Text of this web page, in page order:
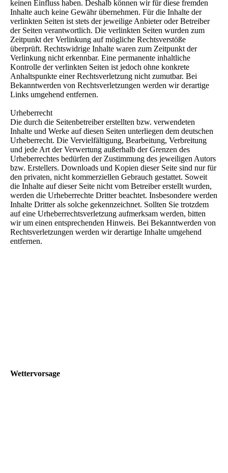
keinen Einfluss haben. Deshalb können wir für diese fremden
Inhalte auch keine Gewähr übernehmen. Für die Inhalte der
verlinkten Seiten ist stets der jeweilige Anbieter oder Betreiber
der Seiten verantwortlich. Die verlinkten Seiten wurden zum
Zeitpunkt der Verlinkung auf mögliche Rechtsverstöße
überprüft. Rechtswidrige Inhalte waren zum Zeitpunkt der
Verlinkung nicht erkennbar. Eine permanente inhaltliche
Kontrolle der verlinkten Seiten ist jedoch ohne konkrete
Anhaltspunkte einer Rechtsverletzung nicht zumutbar. Bei
Bekanntwerden von Rechtsverletzungen werden wir derartige
Links umgehend entfernen.
Urheberrecht
Die durch die Seitenbetreiber erstellten bzw. verwendeten
Inhalte und Werke auf diesen Seiten unterliegen dem deutschen
Urheberrecht. Die Vervielfältigung, Bearbeitung, Verbreitung
und jede Art der Verwertung außerhalb der Grenzen des
Urheberrechtes bedürfen der Zustimmung des jeweiligen Autors
bzw. Erstellers. Downloads und Kopien dieser Seite sind nur für
den privaten, nicht kommerziellen Gebrauch gestattet. Soweit
die Inhalte auf dieser Seite nicht vom Betreiber erstellt wurden,
werden die Urheberrechte Dritter beachtet. Insbesondere werden
Inhalte Dritter als solche gekennzeichnet. Sollten Sie trotzdem
auf eine Urheberrechtsverletzung aufmerksam werden, bitten
wir um einen entsprechenden Hinweis. Bei Bekanntwerden von
Rechtsverletzungen werden wir derartige Inhalte umgehend
entfernen.
Wettervorsage